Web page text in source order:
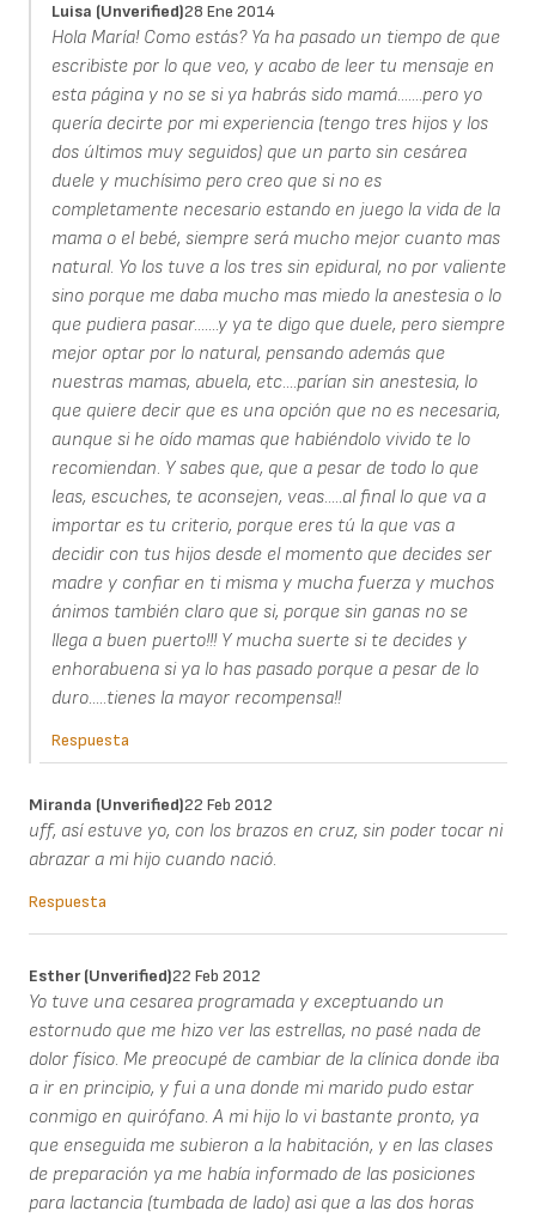
Luisa (unverified)28 Ene 2014
Hola María! Como estás? Ya ha pasado un tiempo de que
escribiste por lo que veo, y acabo de leer tu mensaje en
esta página y no se si ya habrás sido mamá.......pero yo
quería decirte por mi experiencia (tengo tres hijos y los
dos últimos muy seguidos) que un parto sin cesárea
duele y muchísimo pero creo que si no es
completamente necesario estando en juego la vida de la
mama o el bebé, siempre será mucho mejor cuanto mas
natural. Yo los tuve a los tres sin epidural, no por valiente
sino porque me daba mucho mas miedo la anestesia o lo
que pudiera pasar.......y ya te digo que duele, pero siempre
mejor optar por lo natural, pensando además que
nuestras mamas, abuela, etc....parían sin anestesia, lo
que quiere decir que es una opción que no es necesaria,
aunque si he oído mamas que habiéndolo vivido te lo
recomiendan. Y sabes que, que a pesar de todo lo que
leas, escuches, te aconsejen, veas.....al final lo que va a
importar es tu criterio, porque eres tú la que vas a
decidir con tus hijos desde el momento que decides ser
madre y confiar en ti misma y mucha fuerza y muchos
ánimos también claro que si, porque sin ganas no se
llega a buen puerto!!! Y mucha suerte si te decides y
enhorabuena si ya lo has pasado porque a pesar de lo
duro.....tienes la mayor recompensa!!
Respuesta
Miranda (unverified)22 Feb 2012
uff, así estuve yo, con los brazos en cruz, sin poder tocar ni
abrazar a mi hijo cuando nació.
Respuesta
Esther (unverified)22 Feb 2012
Yo tuve una cesarea programada y exceptuando un
estornudo que me hizo ver las estrellas, no pasé nada de
dolor físico. Me preocupé de cambiar de la clínica donde iba
a ir en principio, y fui a una donde mi marido pudo estar
conmigo en quirófano. A mi hijo lo vi bastante pronto, ya
que enseguida me subieron a la habitación, y en las clases
de preparación ya me había informado de las posiciones
para lactancia (tumbada de lado) asi que a las dos horas